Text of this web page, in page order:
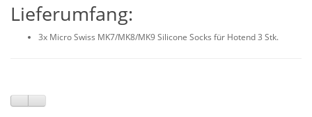
Lieferumfang:
3x Micro Swiss MK7/MK8/MK9 Silicone Socks für Hotend 3 Stk.